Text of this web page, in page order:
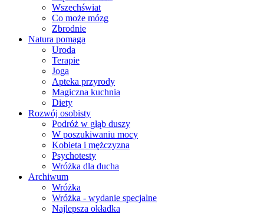
Wszechświat
Co może mózg
Zbrodnie
Natura pomaga
Uroda
Terapie
Joga
Apteka przyrody
Magiczna kuchnia
Diety
Rozwój osobisty
Podróż w głąb duszy
W poszukiwaniu mocy
Kobieta i mężczyzna
Psychotesty
Wróżka dla ducha
Archiwum
Wróżka
Wróżka - wydanie specjalne
Najlepsza okładka